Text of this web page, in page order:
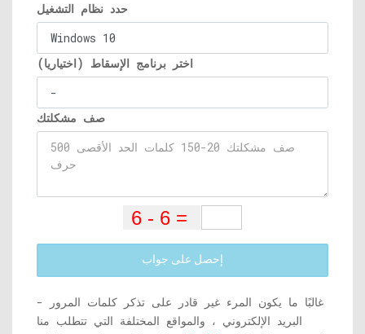
حدد نظام التشغيل
اختر برنامج الإسقاط (اختياريا)
صف مشكلتك
إحصل على جواب
غالبًا ما يكون المرء غير قادر على تذكر كلمات المرور -
البريد الإلكتروني ، والمواقع المختلفة التي تتطلب منا